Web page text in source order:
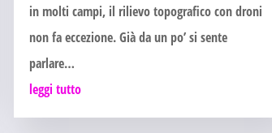
in molti campi, il rilievo topografico con droni
non fa eccezione. Già da un po’ si sente
parlare…
leggi tutto